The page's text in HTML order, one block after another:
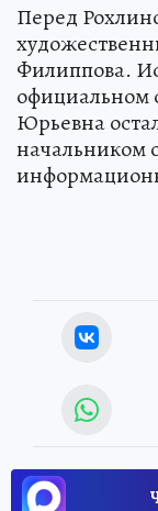
Перед
Филиппова.
официальном
Юрьевна
начальником